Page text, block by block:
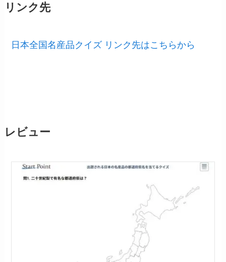
リンク先
日本全国名産品クイズ リンク先はこちらから
レビュー